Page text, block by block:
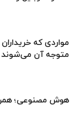
مواردی که
متوجه آن می‌شوند
هوش مصنوعی؛